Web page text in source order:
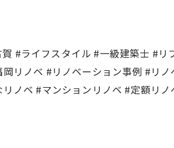
#ライフスタイル #一級建築士 #
リノベ #リノベーション事例 #リ
ノベ #マンションリノベ #定額リノ